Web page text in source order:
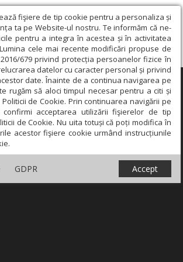
fişiere de tip cookie pentru a personaliza și
ta pe Website-ul nostru. Te informăm că ne-
pentru a integra în acestea și în activitatea
cele mai recente modificări propuse de
2016/679 privind protecția persoanelor fizice în
datelor cu caracter personal și privind
date. Înainte de a continua navigarea pe
rugăm să aloci timpul necesar pentru a citi și
de Cookie. Prin continuarea navigării pe
confirmi acceptarea utilizării fişierelor de tip
de Cookie. Nu uita totuși că poți modifica în
acestor fişiere cookie urmând instrucțiunile
GDPR Accept
×